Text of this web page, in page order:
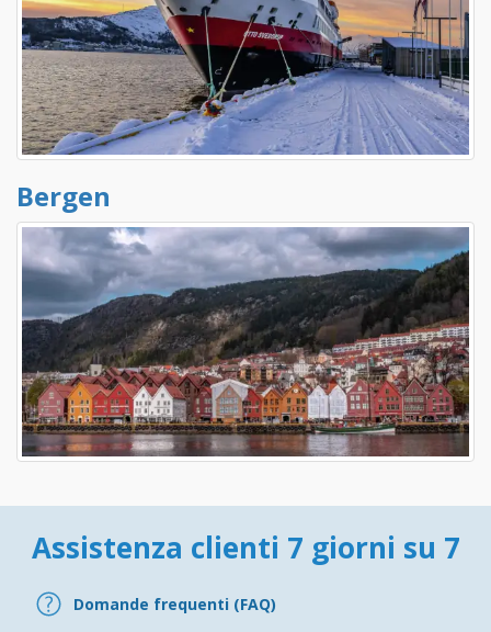
Bergen
Assistenza clienti 7 giorni su 7
Domande frequenti (FAQ)